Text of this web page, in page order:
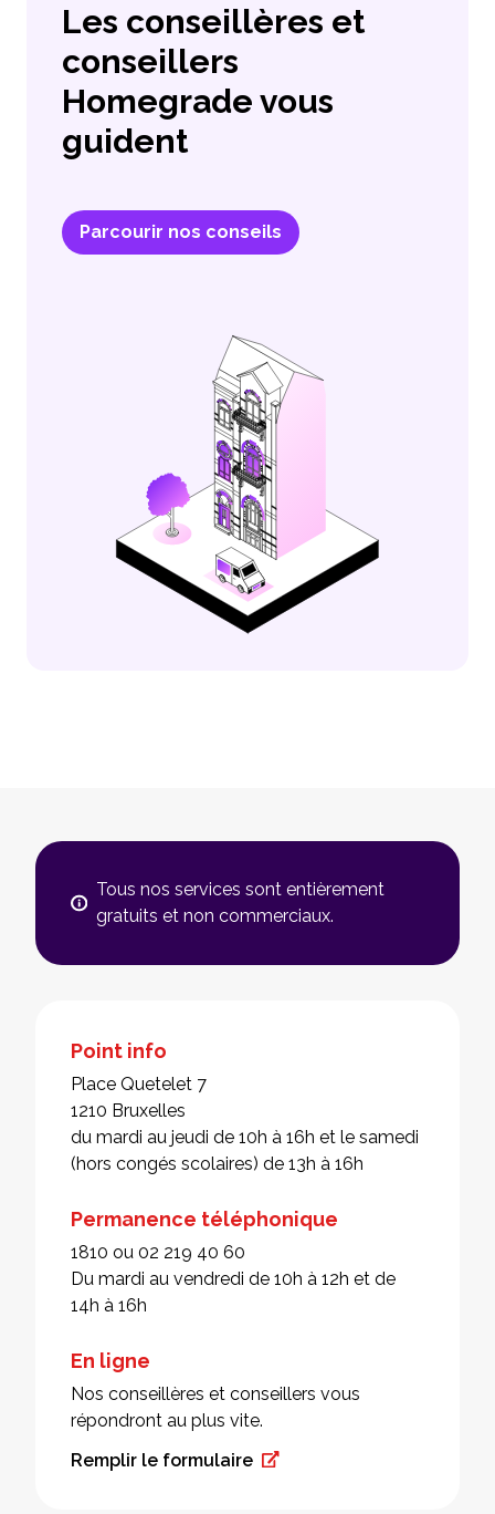
Les conseillères et
conseillers
Homegrade vous
guident
Parcourir nos conseils
Tous nos services sont entièrement
gratuits et non commerciaux.
Point info
Place Quetelet 7
1210 Bruxelles
du mardi au jeudi de 10h à 16h et le samedi
(hors congés scolaires) de 13h à 16h
Permanence téléphonique
1810 ou 02 219 40 60
Du mardi au vendredi de 10h à 12h et de
14h à 16h
En ligne
Nos conseillères et conseillers vous
répondront au plus vite.
Remplir le formulaire